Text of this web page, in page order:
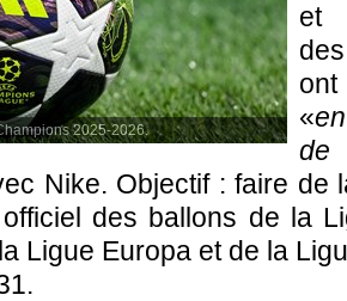
2025-2026.
et
«
Nike. Objectif : faire de
des ballons de la
Ligue Europa et de la